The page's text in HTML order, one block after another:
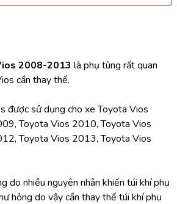
2008-2013 là phụ tùng rất quan
cần thay thế.
được sử dụng cho xe Toyota Vios
Toyota Vios 2010, Toyota Vios
Toyota Vios 2013, Toyota Vios
do nhiều nguyên nhân khiến túi khí phụ
hỏng do vậy cần thay thế túi khí phụ